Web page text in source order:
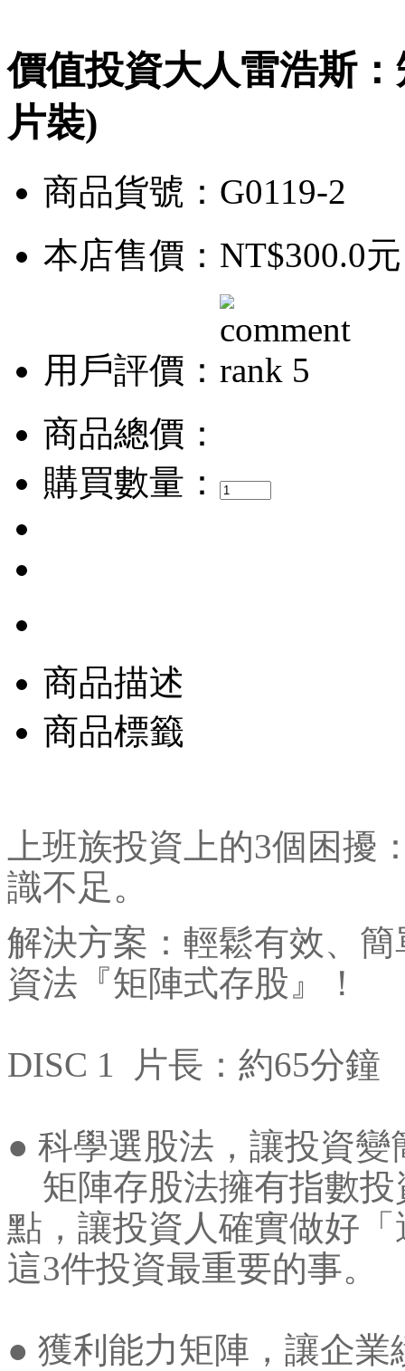
價值投資大人雷浩斯
片裝)
商品貨號：G0119-2
本店售價： NT$300.0元
用戶評價：
商品總價：
購買數量：
商品描述
商品標籤
上班族投資上的3個困
識不足。
解決方案：輕鬆有效、
資法『矩陣式存股』！
DISC 1 片長：約65分鐘
● 科學選股法，讓投資變
矩陣存股法擁有指數投
點，讓投資人確實做好
這3件投資最重要的事。
● 獲利能力矩陣，讓企業